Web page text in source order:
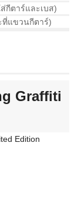
กีตาร์และเบส)
ที่แขวนกีตาร์)
Graffiti
Edition